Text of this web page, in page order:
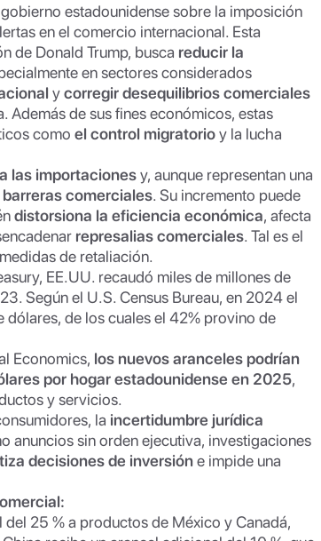
estadounidense sobre la imposición
en el comercio internacional. Esta
de Donald Trump, busca reducir la
en sectores considerados
ycorregir desequilibrios comerciales
Además de sus fines económicos, estas
como el control migratorioy la lucha
las importacionesy, aunque representan una
barreras comerciales. Su incremento puede
distorsiona la eficiencia económica, afecta
represalias comerciales. Tal es el
de retaliación.
EE.UU. recaudó miles de millones de
Según el U.S. Census Bureau, en 2024 el
de los cuales el 42% provino de
Economics, los nuevos aranceles podrían
por hogar estadounidense en 2025,
y servicios.
la incertidumbre jurídica
sin orden ejecutiva, investigaciones
decisiones de inversióne impide una
del 25 % a productos de México y Canadá,